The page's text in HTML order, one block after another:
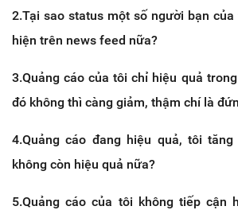
2.Tại sao status một số người bạn
hiện trên news feed nữa?
3.Quảng cáo của tôi chỉ hiệu quả
đó không thì càng giảm, thậm chí là
4.Quảng cáo đang hiệu quả, tôi
không còn hiệu quả nữa?
5.Quảng cáo của tôi không tiếp cận